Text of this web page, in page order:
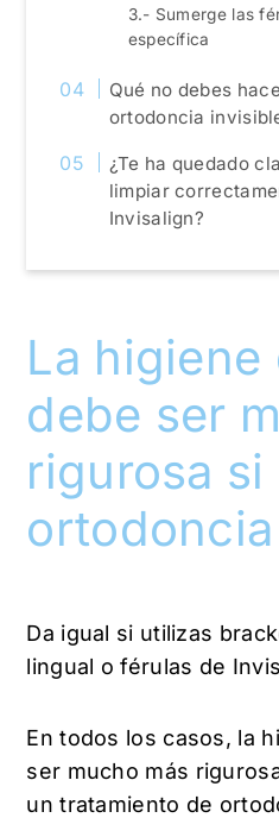
3.- Sumerge las
específica
Qué no debes
ortodoncia
¿Te ha quedado
limpiar
Invisalign?
La higiene
debe ser
rigurosa si
ortodoncia
Da igual si utilizas
lingual o férulas de
En todos los casos, la
ser mucho más
un tratamiento de